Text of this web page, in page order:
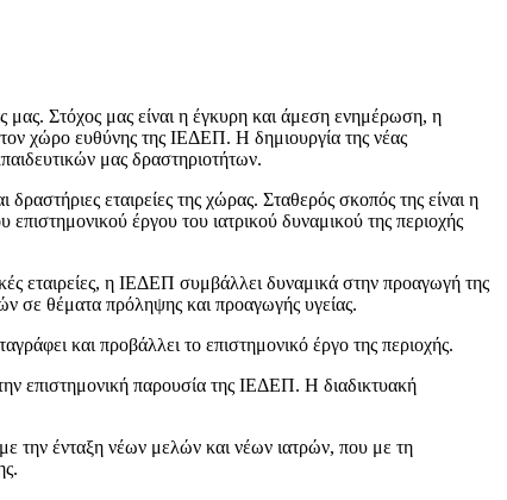
μας. Στόχος μας είναι η έγκυρη και άμεση ενημέρωση, η
χώρο ευθύνης της ΙΕΔΕΠ. Η δημιουργία της νέας
μας δραστηριοτήτων.
εταιρείες της χώρας. Σταθερός σκοπός της είναι η
έργου του ιατρικού δυναμικού της περιοχής
εταιρείες, η ΙΕΔΕΠ συμβάλλει δυναμικά στην προαγωγή της
σε θέματα πρόληψης και προαγωγής υγείας.
και προβάλλει το επιστημονικό έργο της περιοχής.
επιστημονική παρουσία της ΙΕΔΕΠ. Η διαδικτυακή
την ένταξη νέων μελών και νέων ιατρών, που με τη